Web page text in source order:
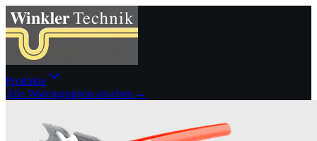
Produkte
Alle Warengruppen ansehen →